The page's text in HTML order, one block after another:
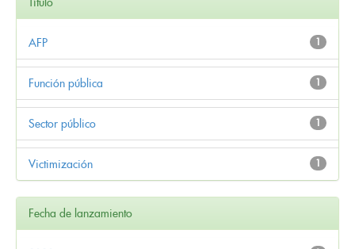
1
AFP
1
Función pública
1
Sector público
1
Victimización
Fecha de lanzamiento